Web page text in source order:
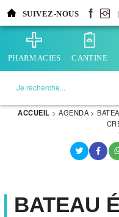
Aller
au
contenu
principal
SUIVEZ-NOUS |
PHARMACIES CANTINE
ACCUEIL >AGENDA >
BATEAU